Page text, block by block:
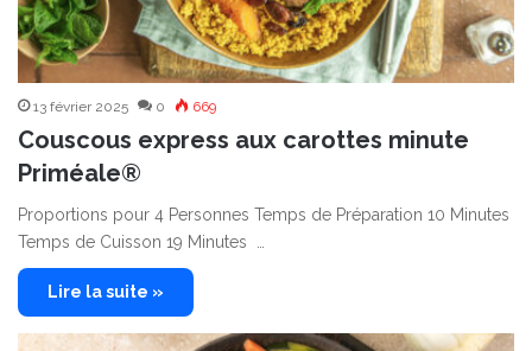
13 février 2025 0 669
Couscous express aux carottes minute
Priméale®
Proportions pour 4 Personnes Temps de Préparation 10 Minutes
Temps de Cuisson 19 Minutes …
Lire la suite »